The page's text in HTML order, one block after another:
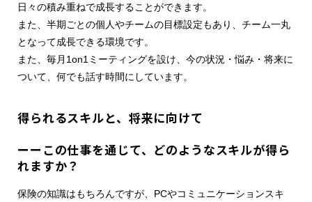
日々の積み重ねで成長することができます。
また、半期ごとの個人やチームの目標設定もあり、チーム一丸
となって成長できる環境です。
また、毎月1on1ミーティングを設け、今の状況・悩み・将来に
ついて、何でも話す時間にしています。
得られるスキルと、将来に向けて
ーーこの仕事を通じて、どのようなスキルが得ら
れますか？
保険の知識はもちろんですが、PCやコミュニケーションスキ